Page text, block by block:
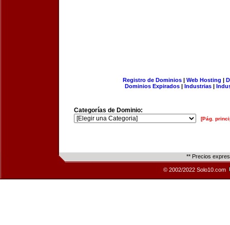
Registro de Dominios| Web Hosting |
Dominios Expirados | Industrias |
Categorías de Dominio:
[Pág.
** Precios
© 2002/2022 Solo10.com